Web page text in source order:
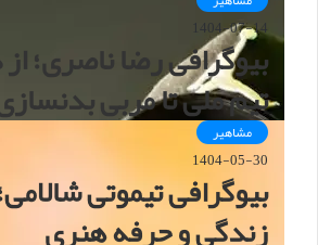
1404-07-14
بیوگرافی رضا ناصری؛ از
تیم ملی تا مربی
مشاهیر
1404-05-30
بیوگرافی تیموتی
زندگی و حرفه هنری